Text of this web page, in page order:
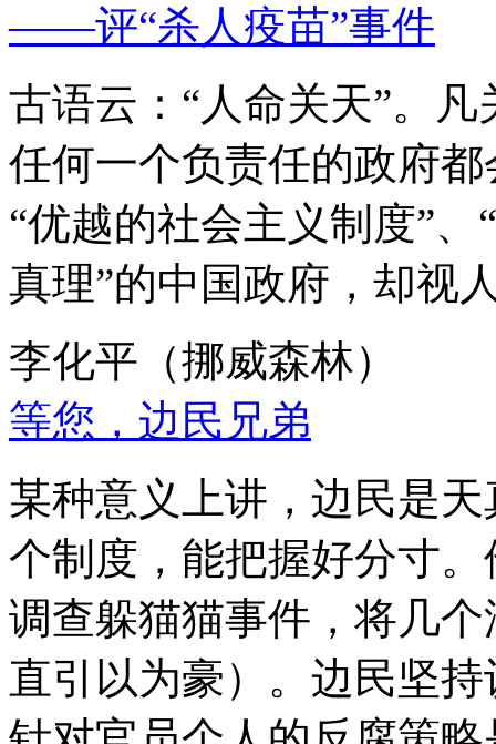
——评“杀人疫苗”事件
古语云：“人命关天”。
任何一个负责任的政府
“优越的社会主义制度”
真理”的中国政府，却视
李化平（挪威森林）
等您，边民兄弟
某种意义上讲，边民是
个制度，能把握好分寸
调查躲猫猫事件，将几
直引以为豪）。边民坚